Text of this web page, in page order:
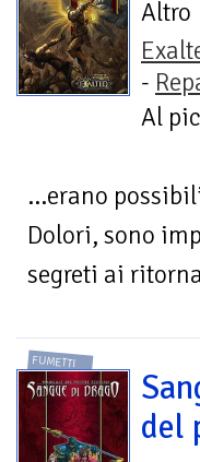
Altro
-
Al
...erano
Dolori, sono
segreti ai
FUMETTI
del